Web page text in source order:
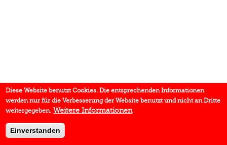
Diese Website benutzt Cookies. Die entsprechenden Informationen
werden nur für die Verbesserung der Website benutzt und nicht an Dritte
weitergegeben. Weitere Informationen
Einverstanden